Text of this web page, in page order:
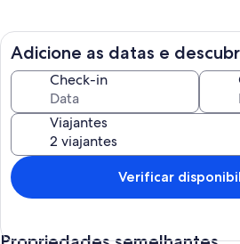
Adicione as datas e
Check-in
Viajantes
Verificar